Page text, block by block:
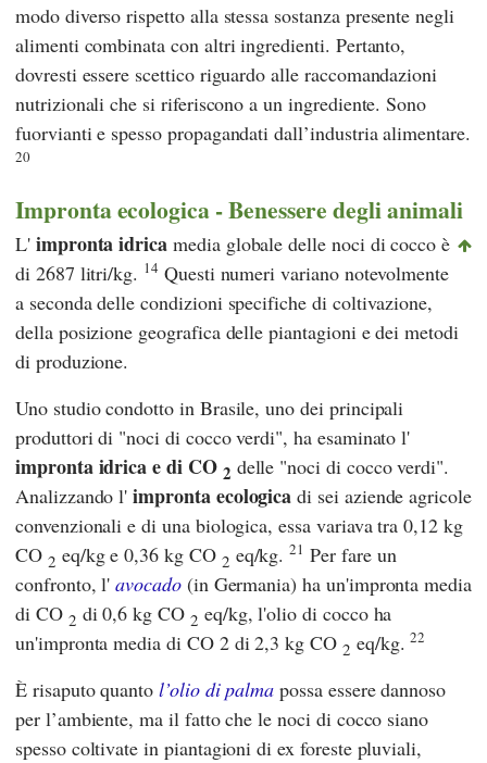
modo diverso rispetto alla stessa sostanza presente negli
alimenti combinata con altri ingredienti. Pertanto,
dovresti essere scettico riguardo alle raccomandazioni
nutrizionali che si riferiscono a un ingrediente. Sono
fuorvianti e spesso propagandati dall’industria alimentare.
20
Impronta ecologica - Benessere degli animali
L' impronta idrica media globale delle noci di cocco è
di 2687 litri/kg. 14 Questi numeri variano notevolmente
a seconda delle condizioni specifiche di coltivazione,
della posizione geografica delle piantagioni e dei metodi
di produzione.
Uno studio condotto in Brasile, uno dei principali
produttori di "noci di cocco verdi", ha esaminato l'
impronta idrica e di CO 2 delle "noci di cocco verdi".
Analizzando l'impronta ecologica di sei aziende agricole
convenzionali e di una biologica, essa variava tra 0,12 kg
CO 2 eq/kg e 0,36 kg CO 2 eq/kg.21 Per fare un
confronto, l'avocado(in Germania) ha un'impronta media
di CO 2 di 0,6 kg CO 2 eq/kg, l'olio di cocco ha
un'impronta media di CO 2 di 2,3 kg CO 2 eq/kg.22
È risaputo quantol’olio di palma possa essere dannoso
per l’ambiente, ma il fatto che le noci di cocco siano
spesso coltivate in piantagioni di ex foreste pluviali,